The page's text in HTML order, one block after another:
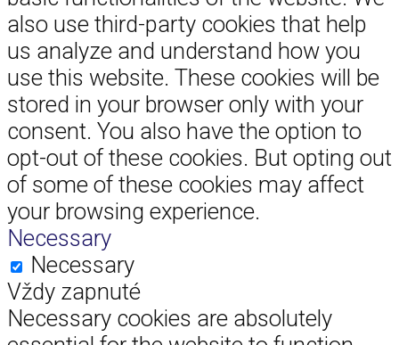
also use third-party cookies that help
us analyze and understand how you
use this website. These cookies will be
stored in your browser only with your
consent. You also have the option to
opt-out of these cookies. But opting out
of some of these cookies may affect
your browsing experience.
Necessary
Necessary
Vždy zapnuté
Necessary cookies are absolutely